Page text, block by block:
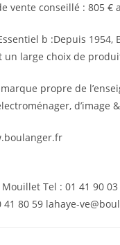
vente conseillé : 805 €
b :Depuis
un large choix de
propre de
d’image
Tel : 01 41 90
80 59 lahaye-